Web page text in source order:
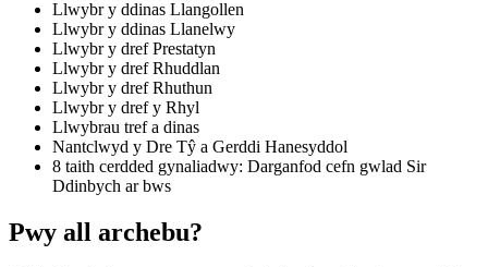
Llwybr y ddinas Llangollen
Llwybr y ddinas Llanelwy
Llwybr y dref Prestatyn
Llwybr y dref Rhuddlan
Llwybr y dref Rhuthun
Llwybr y dref y Rhyl
Llwybrau tref a dinas
Nantclwyd y Dre Tŷ a Gerddi Hanesyddol
8 taith cerdded gynaliadwy: Darganfod cefn gwlad Sir
Ddinbych ar bws
Pwy all archebu?